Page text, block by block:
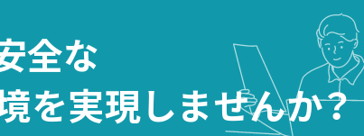
全な
を実現しませんか？